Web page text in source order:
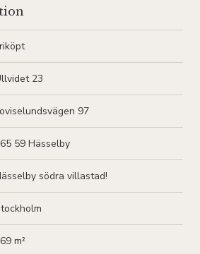
23
97
59 Hässelby
södra villastad!
m²